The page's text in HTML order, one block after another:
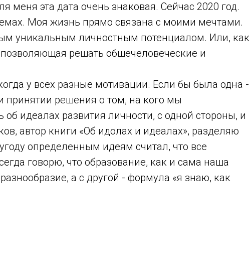
меня эта дата очень знаковая. Сейчас 2020 год.
Моя жизнь прямо связана с моими мечтами.
уникальным личностным потенциалом. Или, как
решать общечеловеческие и
у всех разные мотивации. Если бы была одна -
принятии решения о том, на кого мы
идеалах развития личности, c одной стороны, и
автор книги «Об идолах и идеалах», разделяю
определенным идеям считал, что все
говорю, что образование, как и сама наша
а с другой - формула «я знаю, как